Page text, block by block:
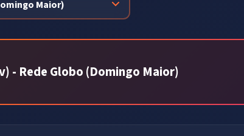
- Rede Globo (Domingo Maior)